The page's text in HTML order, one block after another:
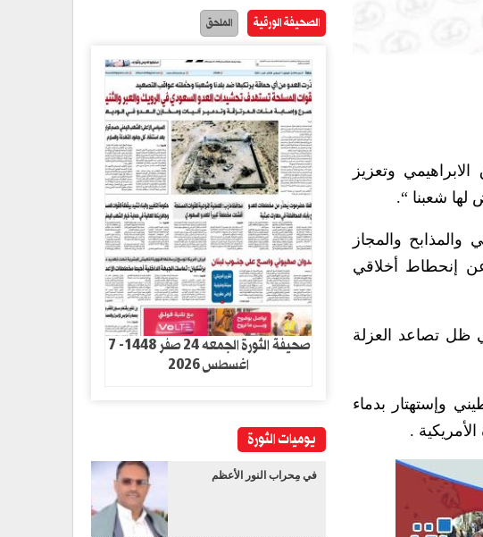
وتعزيز
لها شعبنا “.
والمجاز
عن إنحطاط أخلاقي
ظل تصاعد العزلة
وإستهتار بدماء
.
الصحيفة الورقية الملحق
صحيفة الثورة الجمعه 24 صفر 1448- 7
اغسطس 2026
يوميات الثورة
في مِحراب النور الأعظم